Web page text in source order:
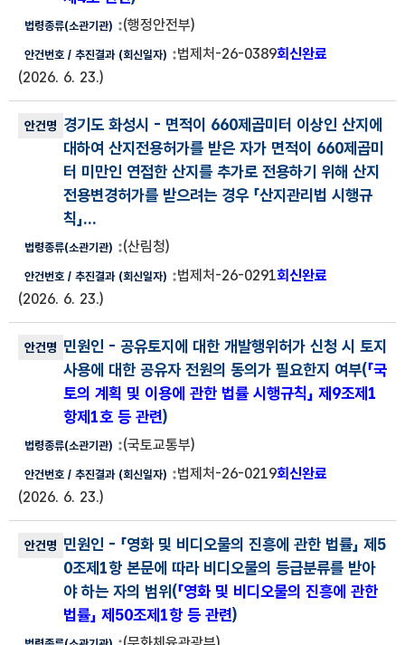
(행정안전부)
법제처-26-0389회신완료
(2026. 6. 23.)
경기도 화성시 - 면적이 660제곱미터 이상인 산지에
대하여 산지전용허가를 받은 자가 면적이 660제곱미
터 미만인 연접한 산지를 추가로 전용하기 위해 산지
전용변경허가를 받으려는 경우 「산지관리법 시행규
칙」...
(산림청)
법제처-26-0291회신완료
(2026. 6. 23.)
민원인 - 공유토지에 대한 개발행위허가 신청 시 토지
사용에 대한 공유자 전원의 동의가 필요한지 여부(「국
토의 계획 및 이용에 관한 법률 시행규칙」 제9조제1
항제1호 등 관련)
(국토교통부)
법제처-26-0219회신완료
(2026. 6. 23.)
민원인 - 「영화 및 비디오물의 진흥에 관한 법률」 제5
0조제1항 본문에 따라 비디오물의 등급분류를 받아
야 하는 자의 범위(「영화 및 비디오물의 진흥에 관한
법률」 제50조제1항 등 관련)